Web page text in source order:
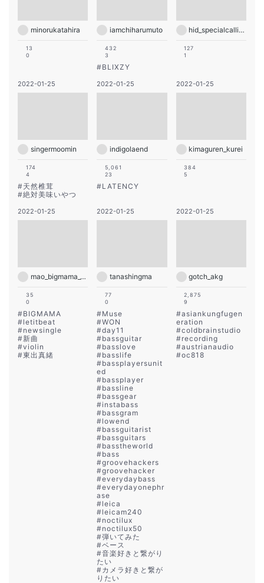
minorukatahira
13
0
iamchiharumuto
432
3
#BLIXZY
hid_specialcalling
127
1
2022-01-25
singermoomin
174
4
#天然椎茸
#絶対美味いやつ
2022-01-25
indigolaend
5,061
23
#LATENCY
2022-01-25
kimaguren_kurei
384
5
2022-01-25
mao_bigmama_vn
35
0
#BIGMAMA
#letitbeat
#newsingle
#新曲
#violin
#東出真緒
2022-01-25
tanashingma
77
0
#Muse
#WON
#day11
#bassguitar
#basslove
#basslife
#bassplayersunit
ed
#bassplayer
#bassline
#bassgear
#instabass
#bassgram
#lowend
#bassguitarist
#bassguitars
#basstheworld
#bass
#groovehackers
#groovehacker
#everydaybass
#everydayonephr
ase
#leica
#leicam240
#noctilux
#noctilux50
#弾いてみた
#ベース
#音楽好きと繋がり
たい
#カメラ好きと繋が
りたい
2022-01-25
gotch_akg
2,875
9
#asiankungfugen
eration
#coldbrainstudio
#recording
#austrianaudio
#oc818